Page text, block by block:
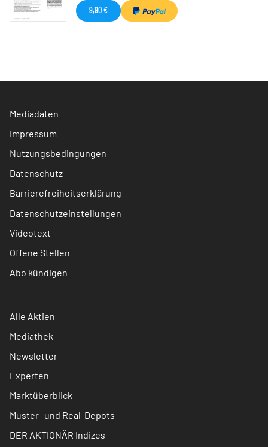
9,90 €
Mediadaten
Impressum
Nutzungsbedingungen
Datenschutz
Barrierefreiheitserklärung
Datenschutzeinstellungen
Videotext
Offene Stellen
Abo kündigen
Alle Aktien
Mediathek
Newsletter
Experten
Marktüberblick
Muster- und Real-Depots
DER AKTIONÄR Indizes